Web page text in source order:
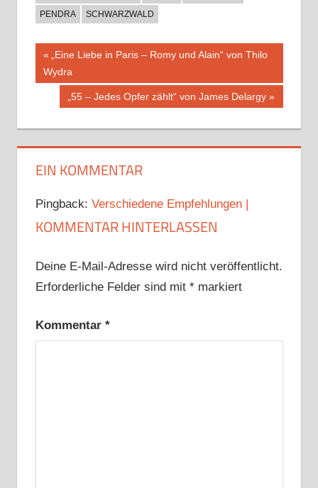
PENDRA
SCHWARZWALD
Beitragsnavigation
Vorheriger
Beitrag:
„Eine Liebe in Paris – Romy und Alain“ von Thilo
Wydra
Nächster
„55 – Jedes Opfer zählt“ von James Delargy
EIN KOMMENTAR
Pingback: Verschiedene Empfehlungen |
KOMMENTAR HINTERLASSEN
Deine E-Mail-Adresse wird nicht veröffentlicht.
Erforderliche Felder sind mit *markiert
Kommentar *